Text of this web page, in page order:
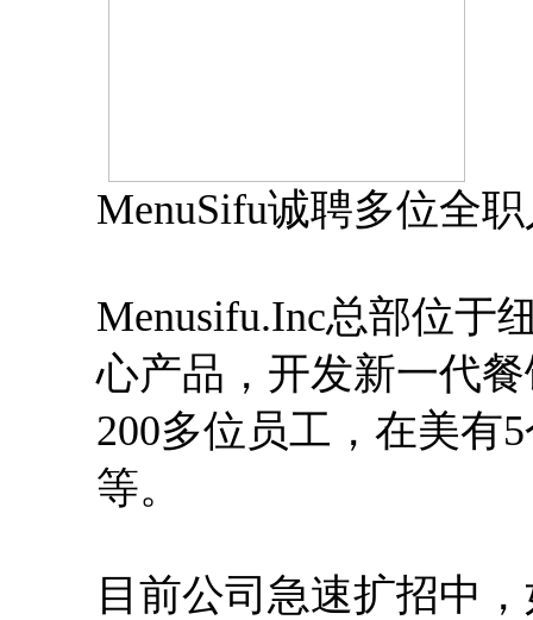
MenuSifu诚聘多位全
Menusifu.Inc总部位于
心产品，开发新一代
200多位员工，在美有
等。
目前公司急速扩招中